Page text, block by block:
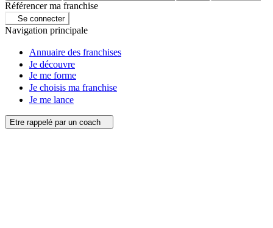
Référencer ma franchise
Se connecter
Navigation principale
Annuaire des franchises
Je découvre
Je me forme
Je choisis ma franchise
Je me lance
Etre rappelé par un coach